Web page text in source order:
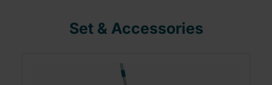
Set & Accessories